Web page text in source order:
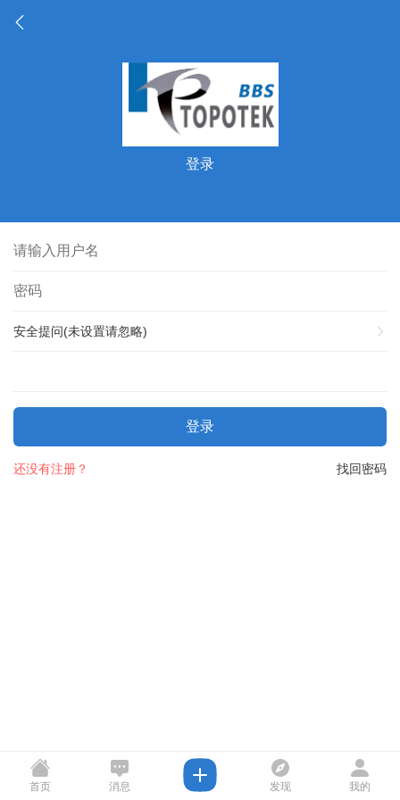
登录
安全提问(未设置请忽略)
登录
找回密码
还没有注册？
首页 消息 发现 我的